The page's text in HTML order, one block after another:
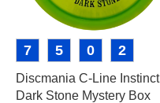
7 5 0 2
Discmania C-Line Instinct
Dark Stone Mystery Box